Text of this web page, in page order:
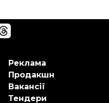
Реклама
Продакшн
Вакансії
Тендери